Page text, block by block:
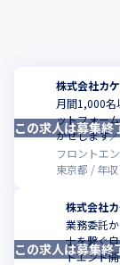
株式会社カ
月間1,000名
ットフォー
かせします
挑戦できます
フロントエ
東京都
年
この求人は募集終
株式会社
業務委託
士を繋ぐ
トエンド
この求人は募集終